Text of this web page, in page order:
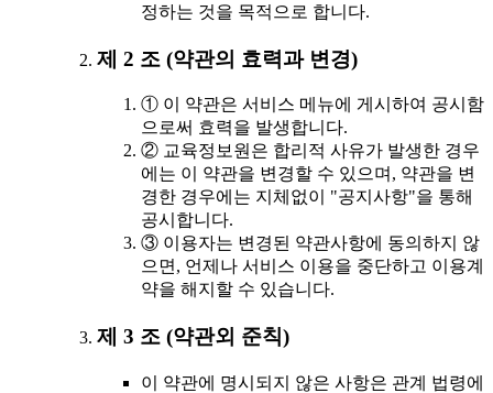
정하는 것을 목적으로 합니다.
제 2 조 (약관의 효력과 변경)
① 이 약관은 서비스 메뉴에 게시하여 공시함
으로써 효력을 발생합니다.
② 교육정보원은 합리적 사유가 발생한 경우
에는 이 약관을 변경할 수 있으며, 약관을 변
경한 경우에는 지체없이 "공지사항"을 통해
공시합니다.
③ 이용자는 변경된 약관사항에 동의하지 않
으면, 언제나 서비스 이용을 중단하고 이용계
약을 해지할 수 있습니다.
제 3 조 (약관외 준칙)
이 약관에 명시되지 않은 사항은 관계 법령에